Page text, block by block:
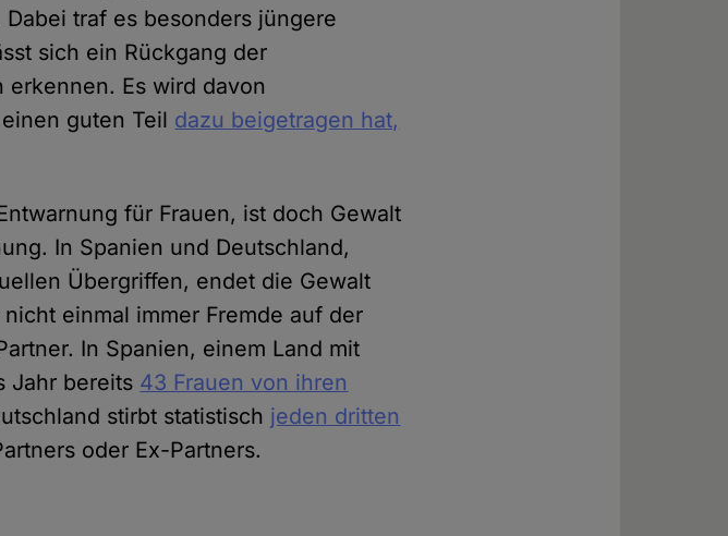
traf es besonders jüngere
sich ein Rückgang der
erkennen. Es wird davon
guten Teil dazu beigetragen hat,
für Frauen, ist doch Gewalt
In Spanien und Deutschland,
Übergriffen, endet die Gewalt
einmal immer Fremde auf der
In Spanien, einem Land mit
Jahr bereits 43 Frauen von ihren
stirbt statistisch jeden dritten
oder Ex-Partners.